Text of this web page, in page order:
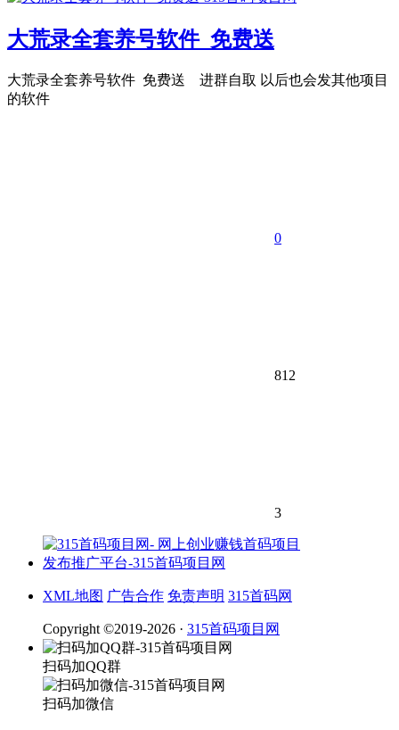
大荒录全套养号软件 免费送
大荒录全套养号软件 免费送 进群自取 以后也会发其他项目
的软件
0
812
3
XML地图 广告合作 免责声明 315首码网
Copyright ©2019-2026 · 315首码项目网
扫码加QQ群
扫码加微信